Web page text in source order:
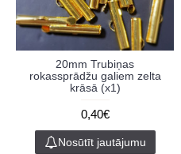
20mm Trubiņas
rokassprādžu galiem zelta
krāsā (x1)
0,40€
Nosūtīt jautājumu